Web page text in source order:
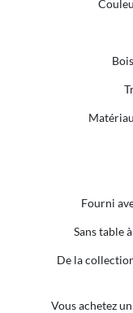
Fourni
Sans table
De la
Vous achetez